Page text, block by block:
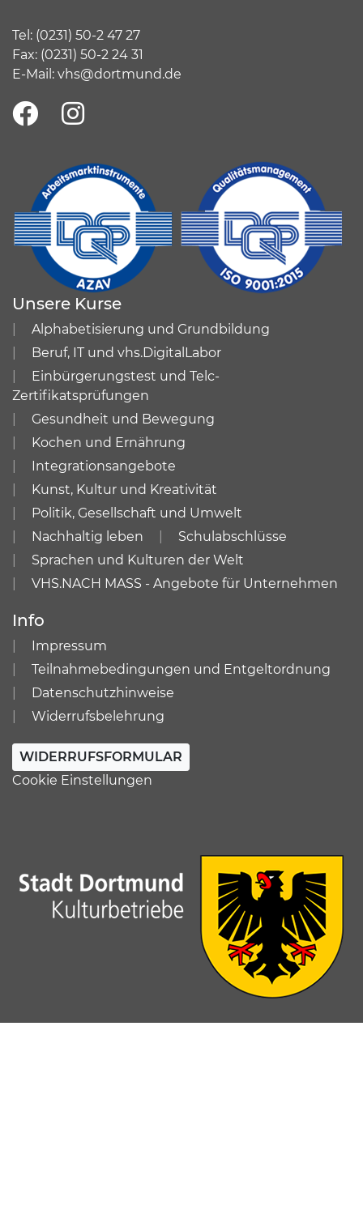
Tel: (0231) 50-2 47 27
Fax: (0231) 50-2 24 31
E-Mail: vhs@dortmund.de
Unsere Kurse
Alphabetisierung und Grundbildung
Beruf, IT und vhs.DigitalLabor
Einbürgerungstest und Telc-
Zertifikatsprüfungen
Gesundheit und Bewegung
Kochen und Ernährung
Integrationsangebote
Kunst, Kultur und Kreativität
Politik, Gesellschaft und Umwelt
Nachhaltig leben
Schulabschlüsse
Sprachen und Kulturen der Welt
VHS.NACH MASS - Angebote für Unternehmen
Info
Impressum
Teilnahmebedingungen und Entgeltordnung
Datenschutzhinweise
Widerrufsbelehrung
WIDERRUFSFORMULAR
Cookie Einstellungen